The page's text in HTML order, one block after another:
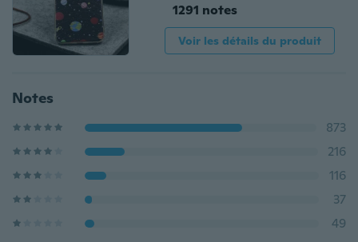
1291 notes
Voir les détails du produit
Notes
873
216
116
37
49